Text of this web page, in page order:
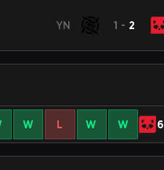
YN 1 - 2
W L W W 6